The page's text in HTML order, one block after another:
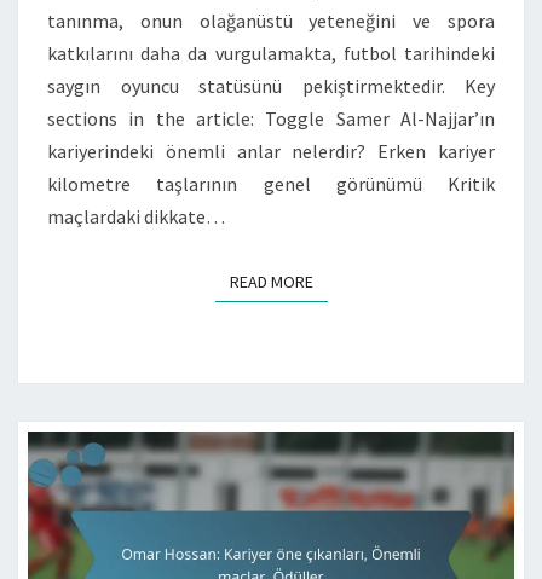
tanınma, onun olağanüstü yeteneğini ve spora
katkılarını daha da vurgulamakta, futbol tarihindeki
saygın oyuncu statüsünü pekiştirmektedir. Key
sections in the article: Toggle Samer Al-Najjar’ın
kariyerindeki önemli anlar nelerdir? Erken kariyer
kilometre taşlarının genel görünümü Kritik
maçlardaki dikkate…
READ MOREREAD MORE